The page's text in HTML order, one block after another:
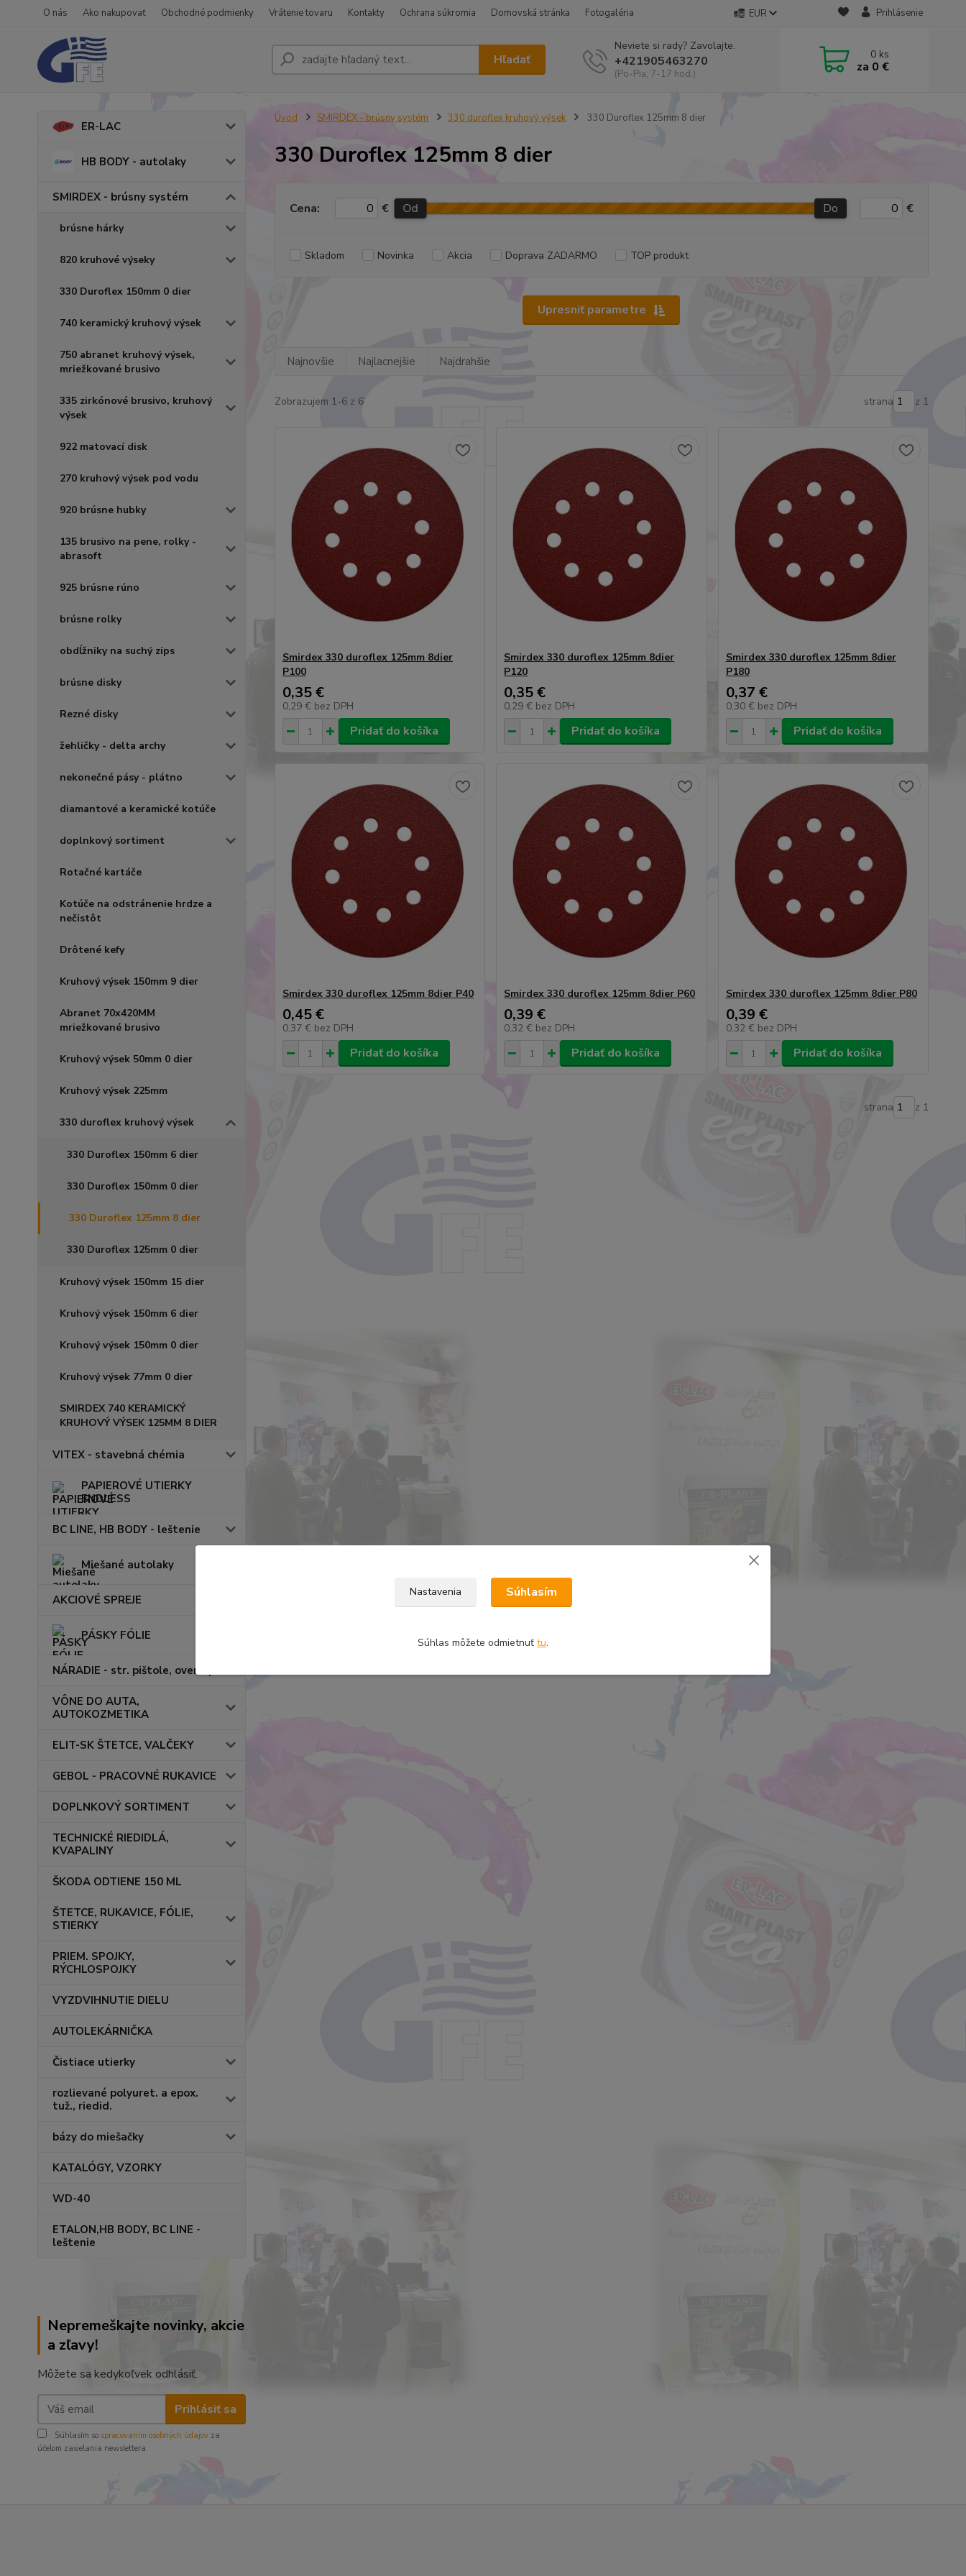
O nás Ako nakupovať Obchodné podmienky Vrátenie tovaru Kontakty Ochrana súkromia Domovská stránka Fotogaléria EUR Prihlásenie
Hľadať
Neviete si rady? Zavolajte.
+421905463270
(Po-Pia, 7-17 hod.)
0 ks
za 0 €
ER-LAC
HB BODY - autolaky
SMIRDEX - brúsny systém
brúsne hárky
820 kruhové výseky
330 Duroflex 150mm 0 dier
740 keramický kruhový výsek
750 abranet kruhový výsek,
mriežkované brusivo
335 zirkónové brusivo, kruhový
výsek
922 matovací disk
270 kruhový výsek pod vodu
920 brúsne hubky
135 brusivo na pene, rolky -
abrasoft
925 brúsne rúno
brúsne rolky
obdĺžniky na suchý zips
brúsne disky
Rezné disky
žehličky - delta archy
nekonečné pásy - plátno
diamantové a keramické kotúče
doplnkový sortiment
Rotačné kartáče
Kotúče na odstránenie hrdze a
nečistôt
Drôtené kefy
Kruhový výsek 150mm 9 dier
Abranet 70x420MM
mriežkované brusivo
Kruhový výsek 50mm 0 dier
Kruhový výsek 225mm
330 duroflex kruhový výsek
330 Duroflex 150mm 6 dier
330 Duroflex 150mm 0 dier
330 Duroflex 125mm 8 dier
330 Duroflex 125mm 0 dier
Kruhový výsek 150mm 15 dier
Kruhový výsek 150mm 6 dier
Kruhový výsek 150mm 0 dier
Kruhový výsek 77mm 0 dier
SMIRDEX 740 KERAMICKÝ
KRUHOVÝ VÝSEK 125MM 8 DIER
VITEX - stavebná chémia
PAPIEROVÉ UTIERKY
ENDLESS
BC LINE, HB BODY - leštenie
Miešané autolaky
AKCIOVÉ SPREJE
PÁSKY FÓLIE
NÁRADIE - str. pištole, overaly
VÔNE DO AUTA,
AUTOKOZMETIKA
ELIT-SK ŠTETCE, VALČEKY
GEBOL - PRACOVNÉ RUKAVICE
DOPLNKOVÝ SORTIMENT
TECHNICKÉ RIEDIDLÁ,
KVAPALINY
ŠKODA ODTIENE 150 ML
ŠTETCE, RUKAVICE, FÓLIE,
STIERKY
PRIEM. SPOJKY,
RÝCHLOSPOJKY
VYZDVIHNUTIE DIELU
AUTOLEKÁRNIČKA
Čistiace utierky
rozlievané polyuret. a epox.
tuž., riedid.
bázy do miešačky
KATALÓGY, VZORKY
WD-40
ETALON,HB BODY, BC LINE -
leštenie
Nepremeškajte novinky, akcie
a zľavy!
Môžete sa kedykoľvek odhlásiť.
Prihlásiť sa
Súhlasím so spracovaním osobných údajov za
účelom zasielania newslettera.
Úvod SMIRDEX - brúsny systém 330 duroflex kruhový výsek 330 Duroflex 125mm 8 dier
330 Duroflex 125mm 8 dier
Upresniť parametre
Cena: € Od Do €
Skladom Novinka Akcia Doprava ZADARMO TOP produkt
Najnovšie Najlacnejšie Najdrahšie
Zobrazujem 1-6 z 6 strana z 1
Smirdex 330 duroflex 125mm 8dier
P100
0,35 €
0,29 € bez DPH
Pridať do košíka
Smirdex 330 duroflex 125mm 8dier
P120
0,35 €
0,29 € bez DPH
Pridať do košíka
Smirdex 330 duroflex 125mm 8dier
P180
0,37 €
0,30 € bez DPH
Pridať do košíka
Smirdex 330 duroflex 125mm 8dier P40
0,45 €
0,37 € bez DPH
Pridať do košíka
Smirdex 330 duroflex 125mm 8dier P60
0,39 €
0,32 € bez DPH
Pridať do košíka
Smirdex 330 duroflex 125mm 8dier P80
0,39 €
0,32 € bez DPH
Pridať do košíka
strana z 1
Nastavenia Súhlasím
Súhlas môžete odmietnuť tu.